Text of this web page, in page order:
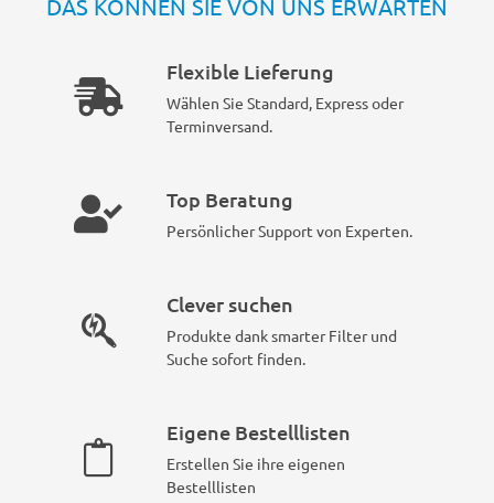
DAS KÖNNEN SIE VON UNS ERWARTEN
Flexible Lieferung
Wählen Sie Standard, Express oder
Terminversand.
Top Beratung
Persönlicher Support von Experten.
Clever suchen
Produkte dank smarter Filter und
Suche sofort finden.
Eigene Bestelllisten
Erstellen Sie ihre eigenen
Bestelllisten